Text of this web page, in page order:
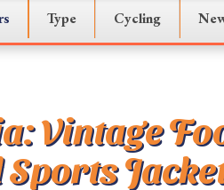
Type Cycling
Vintage
Sports